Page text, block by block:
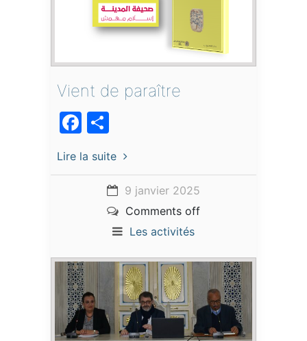
Vient de paraître
Facebook
Lire la suite
9 janvier 2025
Comments off
Les activités